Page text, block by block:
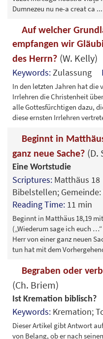
Dumnezeu nu ne-a creat ca ...
Auf welcher
empfangen wir
des Herrn? (W. Kelly)
Keywords:Zulassung
In den letzten Jahren hat die
Irrlehren die Christenheit
alle Gottesfürchtigen dazu,
diese ernsten Irrlehren
Beginnt in
ganz neue Sache? (D.
Eine Wortstudie
Scriptures: Matthäus
Bibelstellen;
Reading Time: 11 min
Beginnt in Matthäus 18,19
(„Wiederum sage ich euch
Herr von einer ganz neuen
tun hat mit dem
Begraben oder
(Ch. Briem)
Ist Kremation biblisch?
Keywords: Kremation;
Dieser Artikel gibt Antwort
von Belang, ob er nach